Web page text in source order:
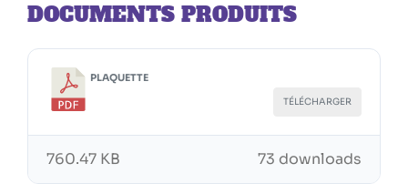
DOCUMENTS PRODUITS
PLAQUETTE
TÉLÉCHARGER
73 downloads
760.47 KB